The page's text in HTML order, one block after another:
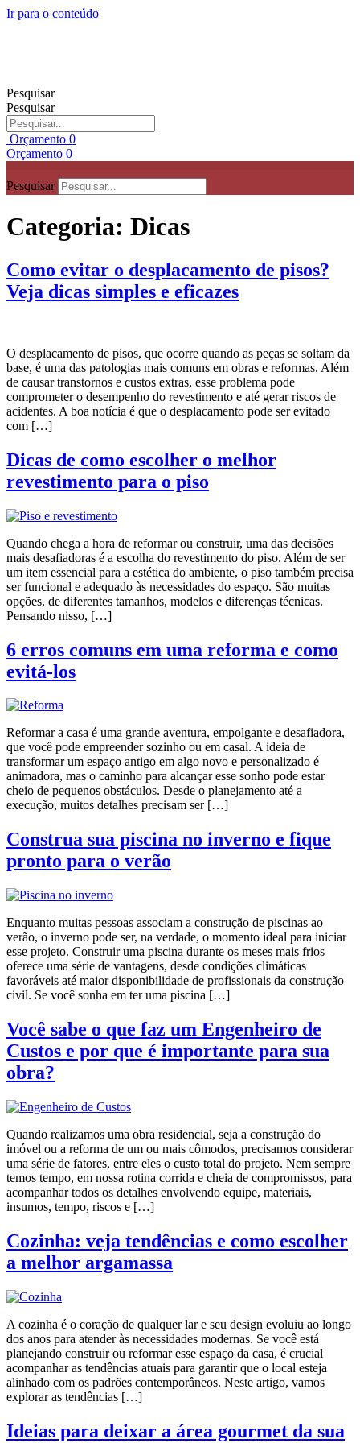
Ir para o conteúdo
Pesquisar
Pesquisar
Orçamento 0
Orçamento 0
Pesquisar
Categoria: Dicas
Como evitar o desplacamento de pisos?
Veja dicas simples e eficazes
O desplacamento de pisos, que ocorre quando as peças se soltam da
base, é uma das patologias mais comuns em obras e reformas. Além
de causar transtornos e custos extras, esse problema pode
comprometer o desempenho do revestimento e até gerar riscos de
acidentes. A boa notícia é que o desplacamento pode ser evitado
com […]
Dicas de como escolher o melhor
revestimento para o piso
Quando chega a hora de reformar ou construir, uma das decisões
mais desafiadoras é a escolha do revestimento do piso. Além de ser
um item essencial para a estética do ambiente, o piso também precisa
ser funcional e adequado às necessidades do espaço. São muitas
opções, de diferentes tamanhos, modelos e diferenças técnicas.
Pensando nisso, […]
6 erros comuns em uma reforma e como
evitá-los
Reformar a casa é uma grande aventura, empolgante e desafiadora,
que você pode empreender sozinho ou em casal. A ideia de
transformar um espaço antigo em algo novo e personalizado é
animadora, mas o caminho para alcançar esse sonho pode estar
cheio de pequenos obstáculos. Desde o planejamento até a
execução, muitos detalhes precisam ser […]
Construa sua piscina no inverno e fique
pronto para o verão
Enquanto muitas pessoas associam a construção de piscinas ao
verão, o inverno pode ser, na verdade, o momento ideal para iniciar
esse projeto. Construir uma piscina durante os meses mais frios
oferece uma série de vantagens, desde condições climáticas
favoráveis até maior disponibilidade de profissionais da construção
civil. Se você sonha em ter uma piscina […]
Você sabe o que faz um Engenheiro de
Custos e por que é importante para sua
obra?
Quando realizamos uma obra residencial, seja a construção do
imóvel ou a reforma de um ou mais cômodos, precisamos considerar
uma série de fatores, entre eles o custo total do projeto. Nem sempre
temos tempo, em nossa rotina corrida e cheia de compromissos, para
acompanhar todos os detalhes envolvendo equipe, materiais,
insumos, tempo, riscos e […]
Cozinha: veja tendências e como escolher
a melhor argamassa
A cozinha é o coração de qualquer lar e seu design evoluiu ao longo
dos anos para atender às necessidades modernas. Se você está
planejando construir ou reformar esse espaço da casa, é crucial
acompanhar as tendências atuais para garantir que o local esteja
alinhado com os padrões contemporâneos. Neste artigo, vamos
explorar as tendências […]
Ideias para deixar a área gourmet da sua